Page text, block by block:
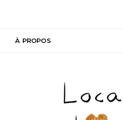
À PROPOS